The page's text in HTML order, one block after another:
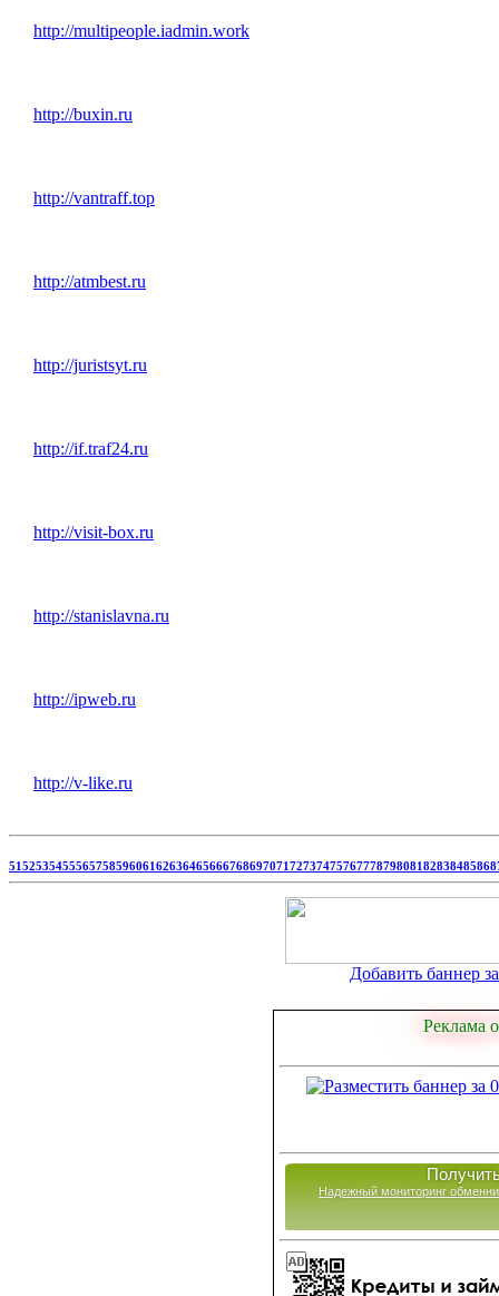
http://multipeople.iadmin.work
http://buxin.ru
http://vantraff.top
http://atmbest.ru
http://juristsyt.ru
http://if.traf24.ru
http://visit-box.ru
http://stanislavna.ru
http://ipweb.ru
http://v-like.ru
515253545556575859606162636465666768697071727374757677787980818283848586
Добавить баннер
Реклама
Надежный мониторинг